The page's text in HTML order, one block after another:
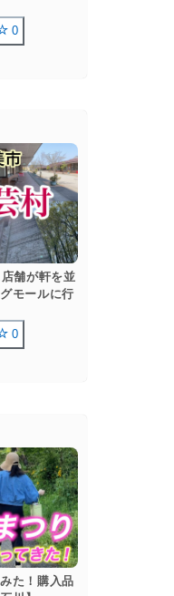
0
舗が軒を並
モールに行
0
た！購入品